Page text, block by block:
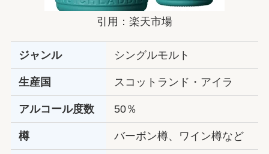
引用：楽天市場
ジャンル シングルモルト
生産国 スコットランド・アイラ
アルコール度数 50％
樽 バーボン樽、ワイン樽など